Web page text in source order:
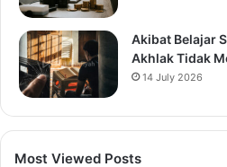
Akibat Belajar
Akhlak Tidak
14 July 2026
Most Viewed Posts